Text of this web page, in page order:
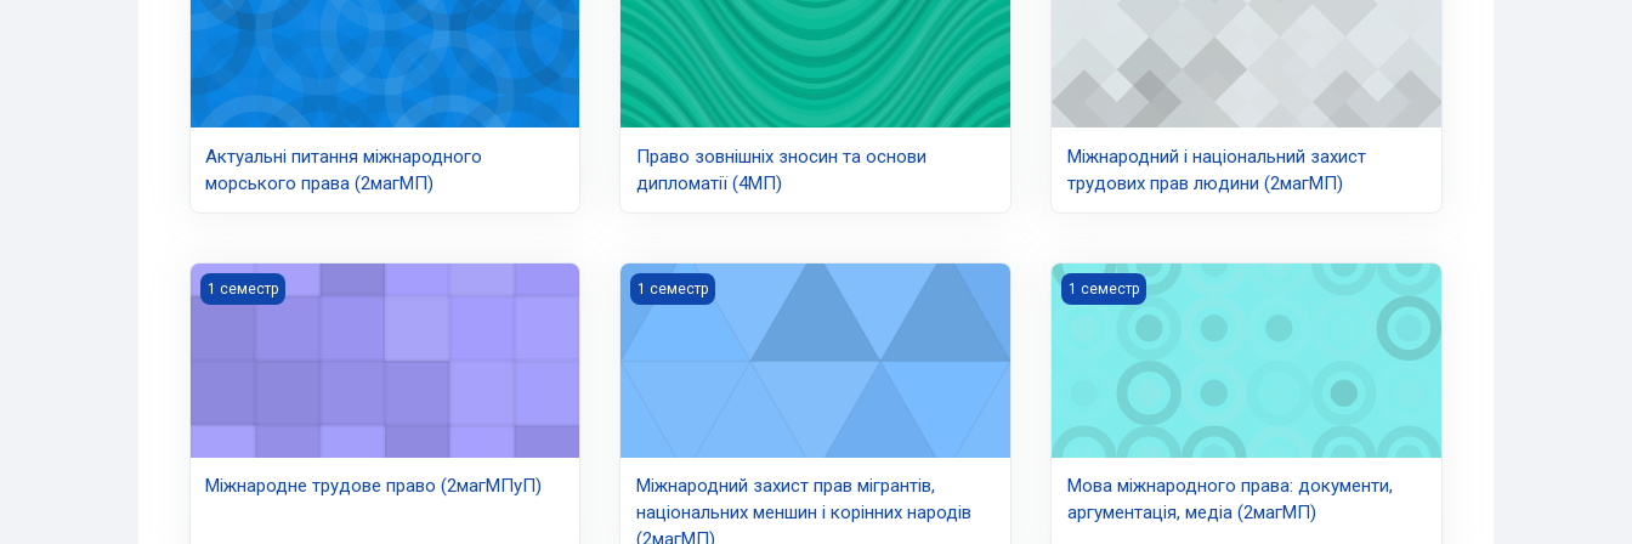
Актуальні питання міжнародного
морського права (2магМП)
Право зовнішніх зносин та основи
дипломатії (4МП)
Міжнародний і національний захист
трудових прав людини (2магМП)
Міжнародне трудове право (2магМПуП)
1 семестр
Міжнародне трудове право (2магМПуП)
Міжнародний захист прав мігрантів, національних меншин і корінних народів (2магМП)
1 семестр
Міжнародний захист прав мігрантів,
національних меншин і корінних народів
(2магМП)
Мова міжнародного права: документи, аргументація, медіа
1 семестр
Мова міжнародного права: документи,
аргументація, медіа (2магМП)